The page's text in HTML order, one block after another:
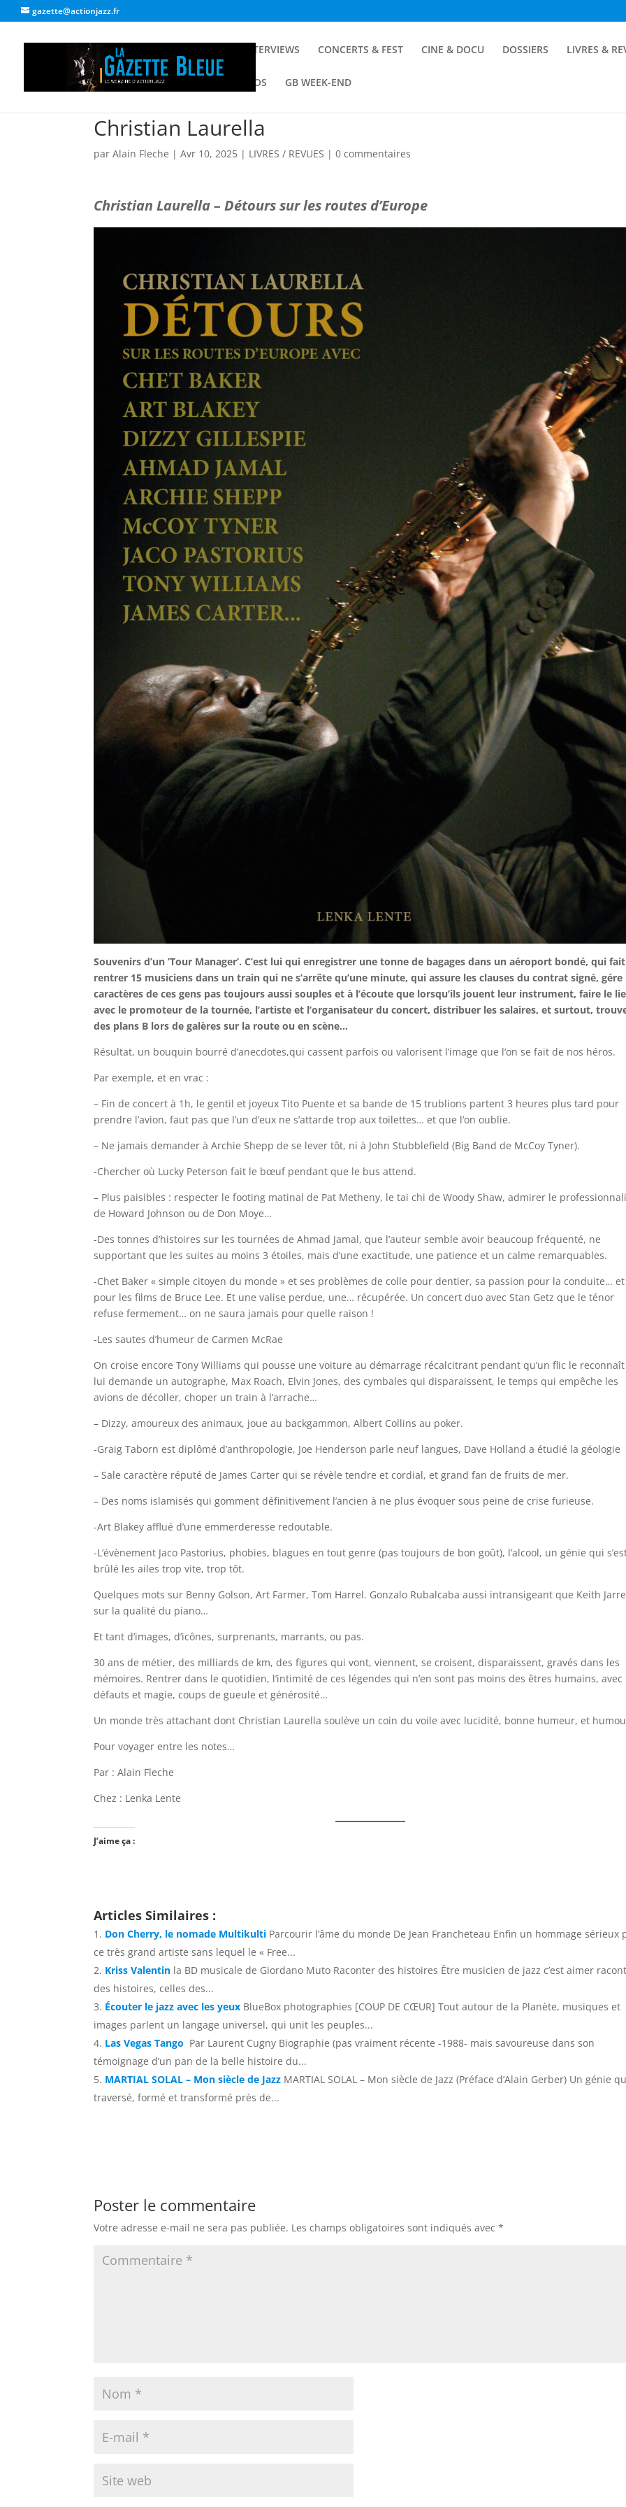
gazette@actionjazz.fr
INTERVIEWS CONCERTS & FEST CINE & DOCU DOSSIERS LIVRES &
GALERIE PHOTOS GB WEEK-END
Christian Laurella
parAlain Fleche |Avr 10, 2025 | LIVRES / REVUES |0 commentaires
Christian Laurella – Détours sur les routes d’Europe
Souvenirs d’un ’Tour Manager’. C’est lui qui enregistrer une tonne de bagages dans un aéroport bondé, qui fait
rentrer 15 musiciens dans un train qui ne s’arrête qu’une minute, qui assure les clauses du contrat signé, gére
caractères de ces gens pas toujours aussi souples et à l’écoute que lorsqu’ils jouent leur instrument, faire le
avec le promoteur de la tournée, l’artiste et l’organisateur du concert, distribuer les salaires, et surtout,
des plans B lors de galères sur la route ou en scène…
Résultat, un bouquin bourré d’anecdotes,qui cassent parfois ou valorisent l’image que l’on se fait de nos héros.
Par exemple, et en vrac :
– Fin de concert à 1h, le gentil et joyeux Tito Puente et sa bande de 15 trublions partent 3 heures plus tard pour
prendre l’avion, faut pas que l’un d’eux ne s’attarde trop aux toilettes… et que l’on oublie.
– Ne jamais demander à Archie Shepp de se lever tôt, ni à John Stubblefield (Big Band de McCoy Tyner).
-Chercher où Lucky Peterson fait le bœuf pendant que le bus attend.
– Plus paisibles : respecter le footing matinal de Pat Metheny, le tai chi de Woody Shaw, admirer le
de Howard Johnson ou de Don Moye…
-Des tonnes d’histoires sur les tournées de Ahmad Jamal, que l’auteur semble avoir beaucoup fréquenté, ne
supportant que les suites au moins 3 étoiles, mais d’une exactitude, une patience et un calme remarquables.
-Chet Baker « simple citoyen du monde » et ses problèmes de colle pour dentier, sa passion pour la conduite… et
pour les films de Bruce Lee. Et une valise perdue, une… récupérée. Un concert duo avec Stan Getz que le ténor
refuse fermement… on ne saura jamais pour quelle raison !
-Les sautes d’humeur de Carmen McRae
On croise encore Tony Williams qui pousse une voiture au démarrage récalcitrant pendant qu’un flic le
lui demande un autographe, Max Roach, Elvin Jones, des cymbales qui disparaissent, le temps qui empêche les
avions de décoller, choper un train à l’arrache…
– Dizzy, amoureux des animaux, joue au backgammon, Albert Collins au poker.
-Graig Taborn est diplômé d’anthropologie, Joe Henderson parle neuf langues, Dave Holland a étudié la géologie
– Sale caractère réputé de James Carter qui se révèle tendre et cordial, et grand fan de fruits de mer.
– Des noms islamisés qui gomment définitivement l’ancien à ne plus évoquer sous peine de crise furieuse.
-Art Blakey afflué d’une emmerderesse redoutable.
-L’évènement Jaco Pastorius, phobies, blagues en tout genre (pas toujours de bon goût), l’alcool, un génie qui
brûlé les ailes trop vite, trop tôt.
Quelques mots sur Benny Golson, Art Farmer, Tom Harrel. Gonzalo Rubalcaba aussi intransigeant que Keith
sur la qualité du piano…
Et tant d’images, d’icônes, surprenants, marrants, ou pas.
30 ans de métier, des milliards de km, des figures qui vont, viennent, se croisent, disparaissent, gravés dans les
mémoires. Rentrer dans le quotidien, l’intimité de ces légendes qui n’en sont pas moins des êtres humains, avec
défauts et magie, coups de gueule et générosité…
Un monde très attachant dont Christian Laurella soulève un coin du voile avec lucidité, bonne humeur, et
Pour voyager entre les notes…
Par : Alain Fleche
Chez : Lenka Lente
J’aime ça :
Articles Similaires :
Don Cherry, le nomade Multikulti Parcourir l’âme du monde De Jean Francheteau Enfin un hommage sérieux
ce très grand artiste sans lequel le « Free...
Kriss Valentin la BD musicale de Giordano Muto Raconter des histoires Être musicien de jazz c’est aimer
des histoires, celles des...
Écouter le jazz avec les yeux BlueBox photographies [COUP DE CŒUR] Tout autour de la Planète, musiques et
images parlent un langage universel, qui unit les peuples...
Las Vegas Tango Par Laurent Cugny Biographie (pas vraiment récente -1988- mais savoureuse dans son
témoignage d’un pan de la belle histoire du...
MARTIAL SOLAL – Mon siècle de Jazz MARTIAL SOLAL – Mon siècle de Jazz (Préface d’Alain Gerber) Un génie
traversé, formé et transformé près de...
Poster le commentaire
Votre adresse e-mail ne sera pas publiée. Les champs obligatoires sont indiqués avec*